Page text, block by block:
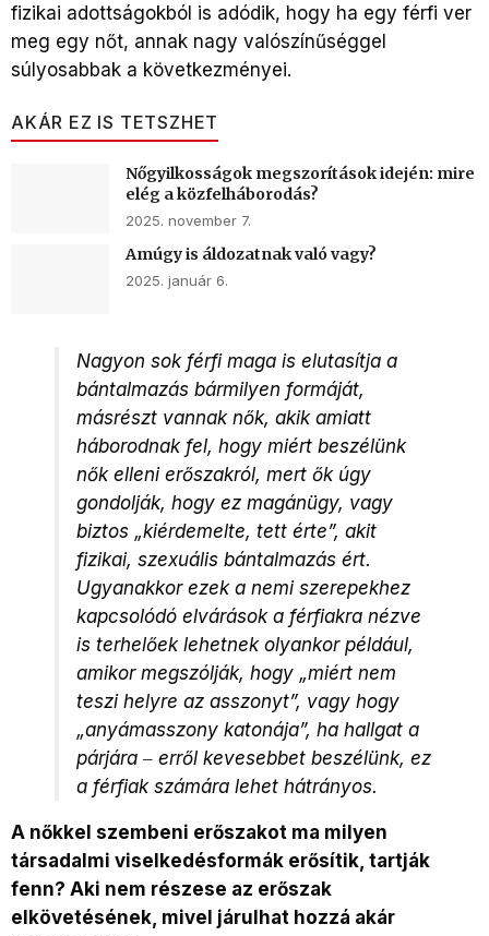
fizikai adottságokból is adódik, hogy ha egy férfi ver
meg egy nőt, annak nagy valószínűséggel
súlyosabbak a következményei.
AKÁR EZ IS TETSZHET
Nőgyilkosságok megszorítások idején: mire
elég a közfelháborodás?
2025. november 7.
Amúgy is áldozatnak való vagy?
2025. január 6.
Nagyon sok férfi maga is elutasítja a
bántalmazás bármilyen formáját,
másrészt vannak nők, akik amiatt
háborodnak fel, hogy miért beszélünk
nők elleni erőszakról, mert ők úgy
gondolják, hogy ez magánügy, vagy
biztos „kiérdemelte, tett érte”, akit
fizikai, szexuális bántalmazás ért.
Ugyanakkor ezek a nemi szerepekhez
kapcsolódó elvárások a férfiakra nézve
is terhelőek lehetnek olyankor például,
amikor megszólják, hogy „miért nem
teszi helyre az asszonyt”, vagy hogy
„anyámasszony katonája”, ha hallgat a
párjára ‒ erről kevesebbet beszélünk, ez
a férfiak számára lehet hátrányos.
A nőkkel szembeni erőszakot ma milyen
társadalmi viselkedésformák erősítik, tartják
fenn? Aki nem részese az erőszak
elkövetésének, mivel járulhat hozzá akár